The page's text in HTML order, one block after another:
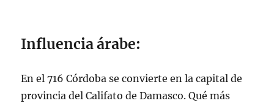
Influencia árabe:
En el 716 Córdoba se convierte en la capital de
provincia del Califato de Damasco. Qué más